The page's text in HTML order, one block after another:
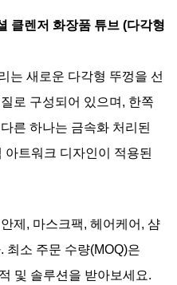
클렌저 화장품 튜브 (다각형
는 새로운 다각형 뚜껑을 선
로 구성되어 있으며, 한쪽
다른 하나는 금속화 처리된
트워크 디자인이 적용된
제, 마스크팩, 헤어케어, 샴
최소 주문 수량(MOQ)은
및 솔루션을 받아보세요.